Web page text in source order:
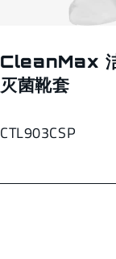
CTL903CSP
CleanMax
灭菌靴套